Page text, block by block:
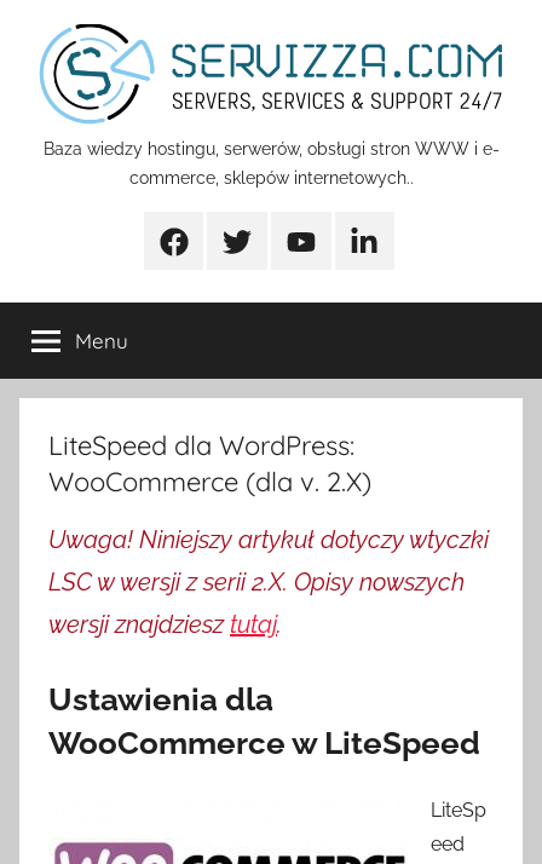
treści
Servizza
Pomoc
Baza wiedzy hostingu, serwerów, obsługi stron WWW i e-
commerce, sklepów internetowych..
FacebookTwitter YoutubeLinkedin
Menu
LiteSpeed dla WordPress:
WooCommerce (dla v. 2.X)
Uwaga! Niniejszy artykuł dotyczy wtyczki
LSC w wersji z serii 2.X. Opisy nowszych
wersji znajdziesz tutaj.
Ustawienia dla
WooCommerce w LiteSpeed
LiteSp
eed ​​